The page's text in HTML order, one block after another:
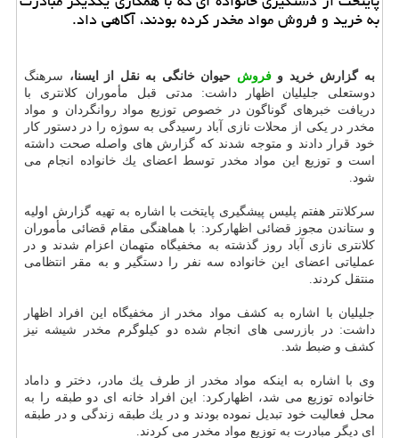
به خرید و فروش مواد مخدر كرده بودند، آگاهی داد.
به گزارش خرید وفروش حیوان خانگی به نقل از ایسنا، سرهنگ
دوستعلی جلیلیان اظهار داشت: مدتی قبل مأموران كلانتری با
دریافت خبرهای گوناگون در خصوص توزیع مواد روانگردان و مواد
مخدر در یكی از محلات نازی آباد رسیدگی به سوژه را در دستور كار
خود قرار دادند و متوجه شدند كه گزارش های واصله صحت داشته
است و توزیع این مواد مخدر توسط اعضای یك خانواده انجام می
شود.
سركلانتر هفتم پلیس پیشگیری پایتخت با اشاره به تهیه گزارش اولیه
و ستاندن مجوز قضائی اظهاركرد: با هماهنگی مقام قضائی مأموران
كلانتری نازی آباد روز گذشته به مخفیگاه متهمان اعزام شدند و در
عملیاتی اعضای این خانواده سه نفر را دستگیر و به مقر انتظامی
منتقل كردند.
جلیلیان با اشاره به كشف مواد مخدر از مخفیگاه این افراد اظهار
داشت: در بازرسی های انجام شده دو كیلوگرم مخدر شیشه نیز
كشف و ضبط شد.
وی با اشاره به اینكه مواد مخدر از طرف یك مادر، دختر و داماد
خانواده توزیع می شد، اظهاركرد: این افراد خانه ای دو طبقه را به
محل فعالیت خود تبدیل نموده بودند و در یك طبقه زندگی و در طبقه
ای دیگر مبادرت به توزیع مواد مخدر می كردند.